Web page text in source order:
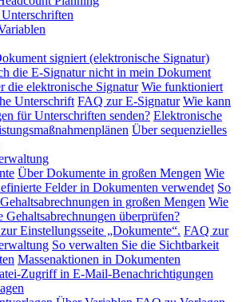
signiert (elektronische Signatur)
die E-Signatur nicht in mein Dokument
die elektronische Signatur Wie funktioniert
Unterschrift FAQ zur E-Signatur Wie kann
für Unterschriften senden? Elektronische
Über sequenzielles
Über Dokumente in großen Mengen Wie
Felder in Dokumenten verwendet So
in großen Mengen Wie
Gehaltsabrechnungen überprüfen?
Einstellungsseite „Dokumente“. FAQ zur
So verwalten Sie die Sichtbarkeit
Massenaktionen in Dokumenten
Zugriff in E-Mail-Benachrichtigungen